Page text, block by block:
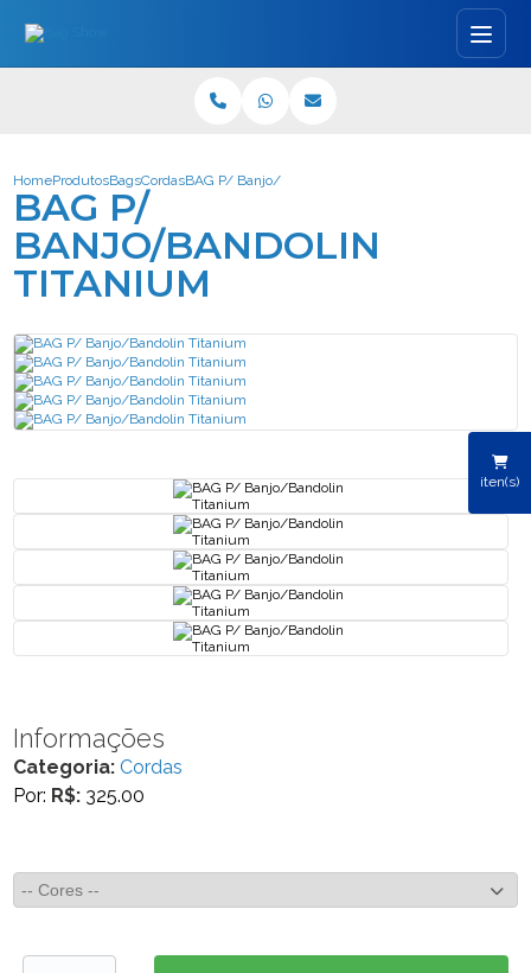
iten(s)
HomeProdutosBagsCordasBAG P/ Banjo/Bandolin Titanium
BAG P/
BANJO/BANDOLIN
TITANIUM
Informações
Categoria: Cordas
Por: R$: 325.00